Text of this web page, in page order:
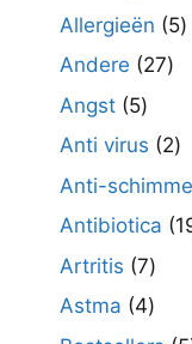
Allergieën 55
Andere 2727
Angst 55
Anti virus 22
Anti-
Antibiotica
Artritis 77
Astma 44